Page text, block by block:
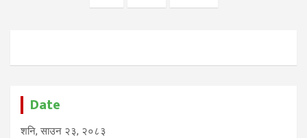
Date
शनि, साउन २३, २०८३